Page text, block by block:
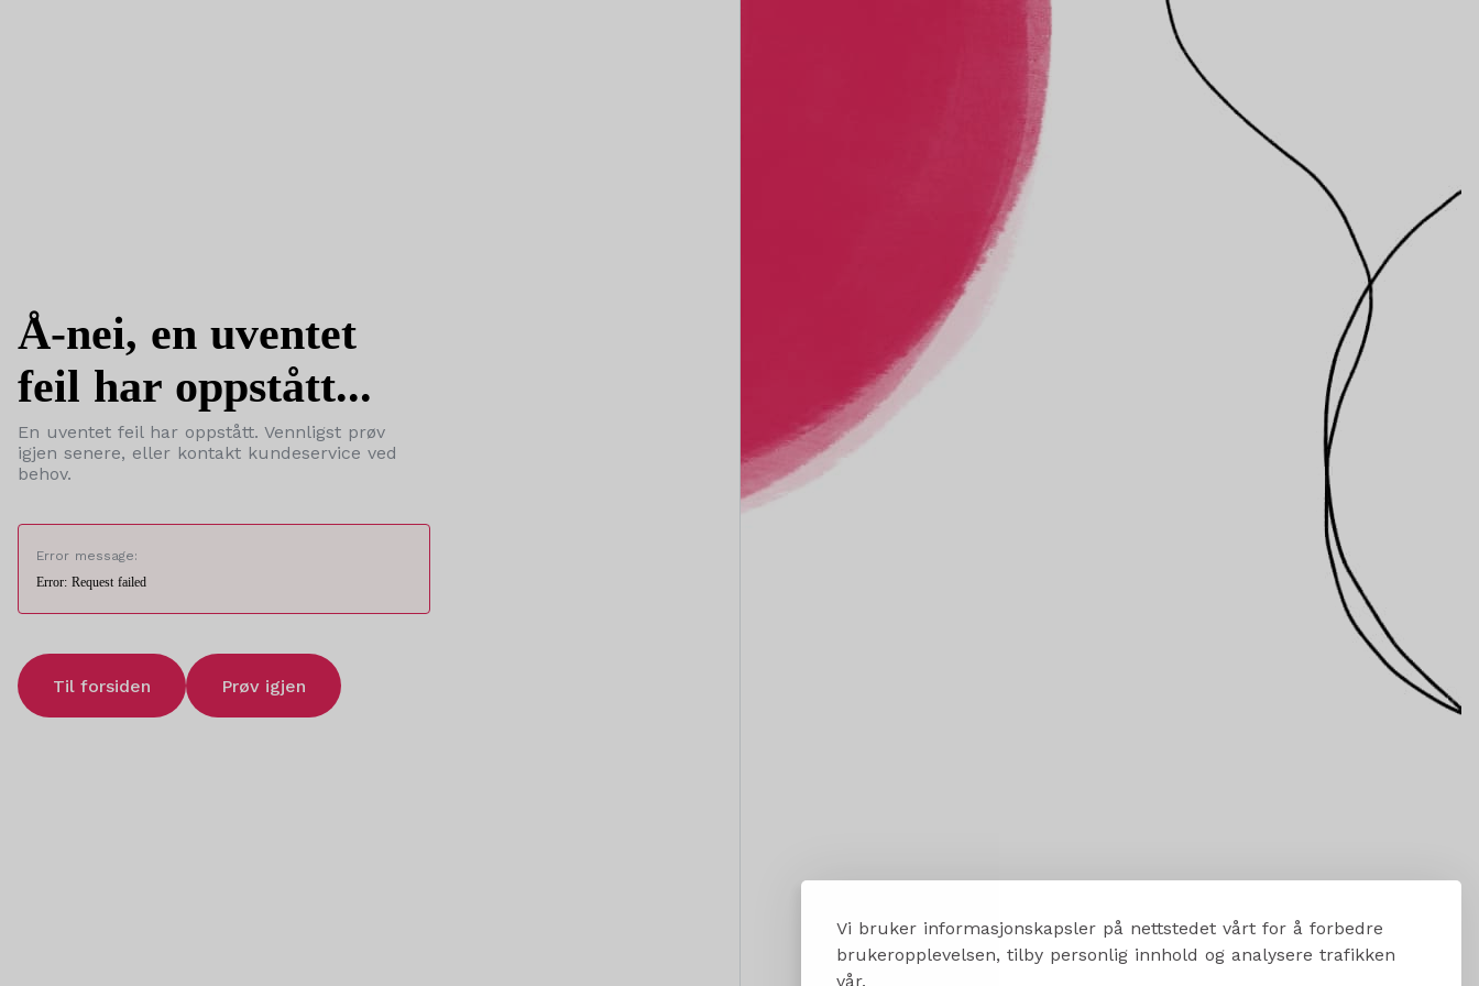
Vi bruker informasjonskapsler på nettstedet vårt for å forbedre
brukeropplevelsen, tilby personlig innhold og analysere trafikken
vår.
Å-nei, en uventet
feil har oppstått...
En uventet feil har oppstått. Vennligst prøv
igjen senere, eller kontakt kundeservice ved
behov.
Error message:
Error: Request failed
Til forsiden Prøv igjen